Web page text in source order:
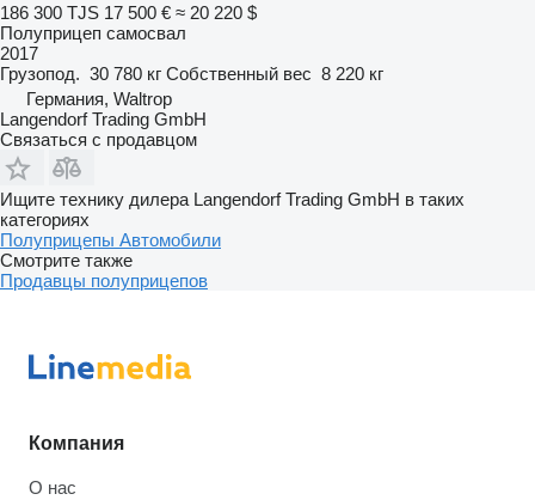
186 300 TJS 17 500 € ≈ 20 220 $
Полуприцеп самосвал
2017
Грузопод. 30 780 кг Собственный вес 8 220 кг
Германия, Waltrop
Langendorf Trading GmbH
Связаться с продавцом
Ищите технику дилера Langendorf Trading GmbH в таких
категориях
Полуприцепы Автомобили
Смотрите также
Продавцы полуприцепов
Компания
О нас